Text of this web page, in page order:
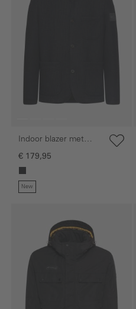
Indoor blazer met
opstaande kraag
€ 179,95
New